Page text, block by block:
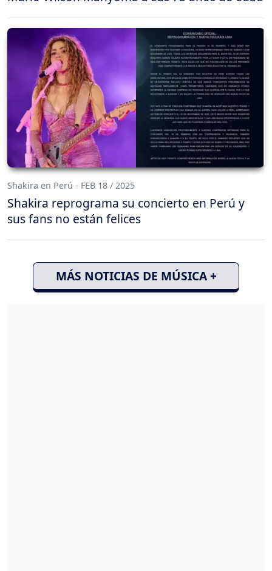
Shakira en Perú - FEB 18 / 2025
Shakira reprograma su concierto en Perú y
sus fans no están felices
MÁS NOTICIAS DE MÚSICA +